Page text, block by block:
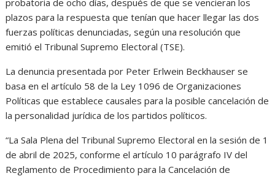
plazos para la respuesta que tenían que hacer llegar las dos
fuerzas políticas denunciadas, según una resolución que
emitió el Tribunal Supremo Electoral (TSE).
La denuncia presentada por Peter Erlwein Beckhauser se
basa en el artículo 58 de la Ley 1096 de Organizaciones
Políticas que establece causales para la posible cancelación de
la personalidad jurídica de los partidos políticos.
“La Sala Plena del Tribunal Supremo Electoral en la sesión de 1
de abril de 2025, conforme el artículo 10 parágrafo IV del
Reglamento de Procedimiento para la Cancelación de